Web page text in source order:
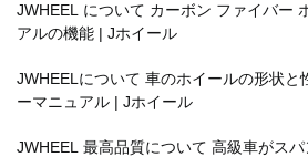
JWHEEL について カーボン ファイバー
アルの機能 | Jホイール
JWHEELについて 車のホイールの形状と
ーマニュアル | Jホイール
JWHEEL 最高品質について 高級車がス